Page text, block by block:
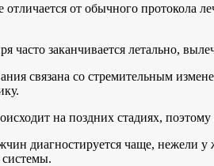
от обычного протокола
часто заканчивается летально,
связана со стремительным
на поздних стадиях,
диагностируется чаще, нежели